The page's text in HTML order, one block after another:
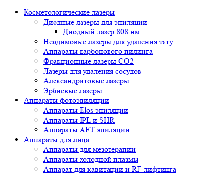
Косметологические лазеры
Диодные лазеры для эпиляции
Диодный лазер 808 нм
Неодимовые лазеры для удаления тату
Аппараты карбонового пилинга
Фракционные лазеры CO2
Лазеры для удаления сосудов
Александритовые лазеры
Эрбиевые лазеры
Аппараты фотоэпиляции
Аппараты Elos эпиляции
Аппараты IPL и SHR
Аппараты AFT эпиляции
Аппараты для лица
Аппараты для мезотерапии
Аппараты холодной плазмы
Аппарат для кавитации и RF-лифтинга